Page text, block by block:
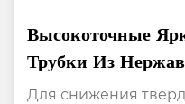
Высокоточные
Трубки Из
Для Контрольно-
Для снижения